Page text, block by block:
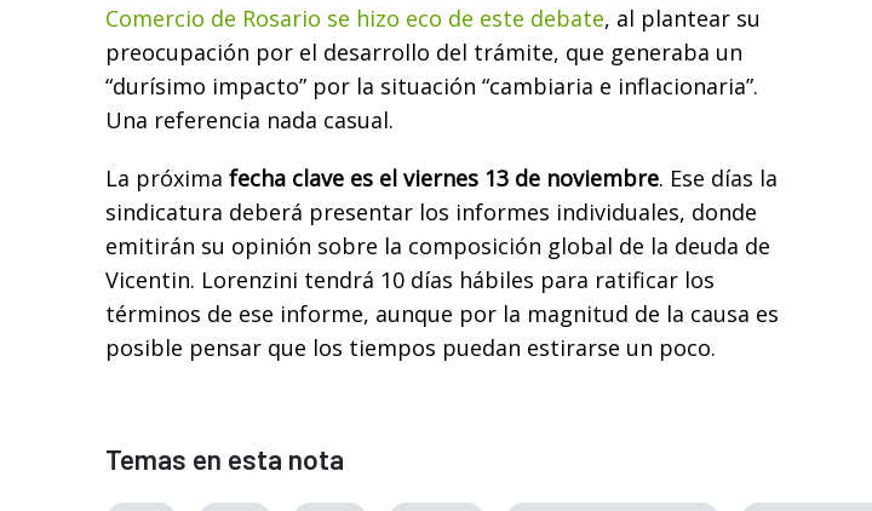
Comercio de Rosario se hizo eco de este debate, al plantear su
preocupación por el desarrollo del trámite, que generaba un
“durísimo impacto” por la situación “cambiaria e inflacionaria”.
Una referencia nada casual.
La próxima fecha clave es el viernes 13 de noviembre. Ese días la
sindicatura deberá presentar los informes individuales, donde
emitirán su opinión sobre la composición global de la deuda de
Vicentin. Lorenzini tendrá 10 días hábiles para ratificar los
términos de ese informe, aunque por la magnitud de la causa es
posible pensar que los tiempos puedan estirarse un poco.
Temas en esta nota